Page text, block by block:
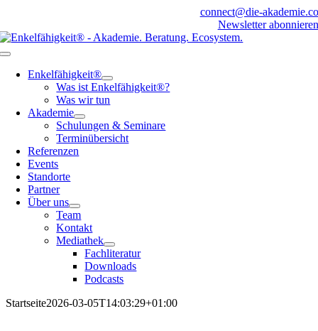
springen
connect@die-akademie.co
Newsletter abonnieren
Toggle
NavigationEnkelfähigkeit®
Was ist Enkelfähigkeit®?
Was wir tun
Akademie
Schulungen & Seminare
Terminübersicht
Referenzen
Events
Standorte
Partner
Über uns
Team
Kontakt
Mediathek
Fachliteratur
Downloads
Podcasts
Startseite2026-03-05T14:03:29+01:00